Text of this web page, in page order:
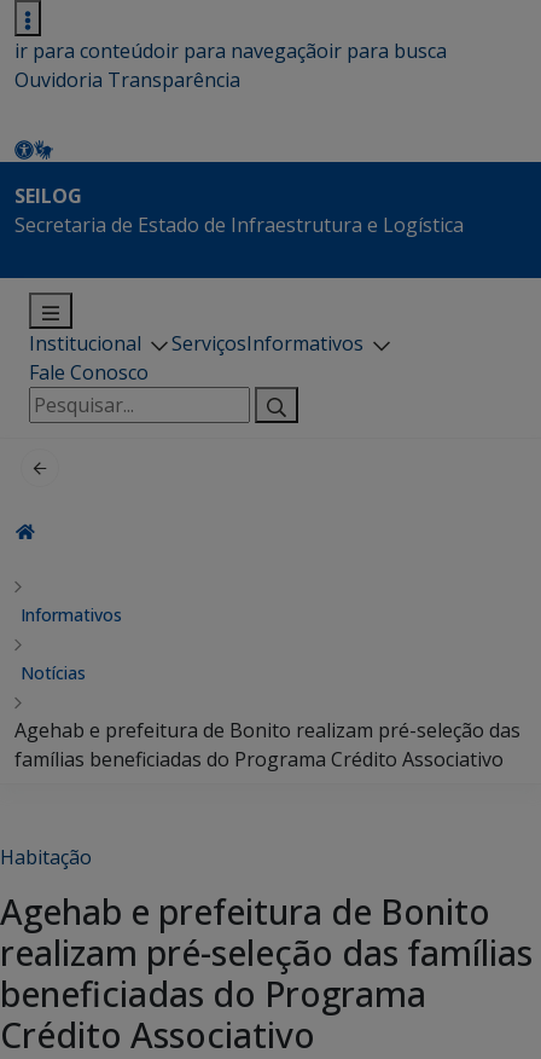
ir para conteúdoir para navegaçãoir para busca
Ouvidoria Transparência
SEILOG
Secretaria de Estado de Infraestrutura e Logística
Institucional ServiçosInformativos
Fale Conosco
Pesquisar
por:
Informativos
Notícias
Agehab e prefeitura de Bonito realizam pré-seleção das
famílias beneficiadas do Programa Crédito Associativo
Habitação
Agehab e prefeitura de Bonito
realizam pré-seleção das famílias
beneficiadas do Programa
Crédito Associativo